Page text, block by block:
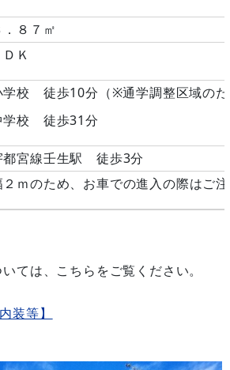
．８７㎡
Ｋ
学校 徒歩10分（※通学調整区域の
学校 徒歩31分
都宮線壬生駅 徒歩3分
ｍのため、お車での進入の際はご
ては、こちらをご覧ください。
内装等】